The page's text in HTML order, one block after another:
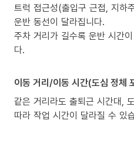
트럭 접근성(출입구 근접, 지하
운반 동선이 달라집니다.
주차 거리가 길수록 운반 시간
다.
이동 거리/이동 시간(도심 정체
같은 거리라도 출퇴근 시간대,
따라 작업 시간이 달라질 수 있